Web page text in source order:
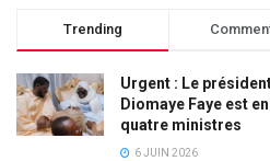
Trending
Urgent : Le
Diomaye Faye est
quatre ministres
6 JUIN 2026